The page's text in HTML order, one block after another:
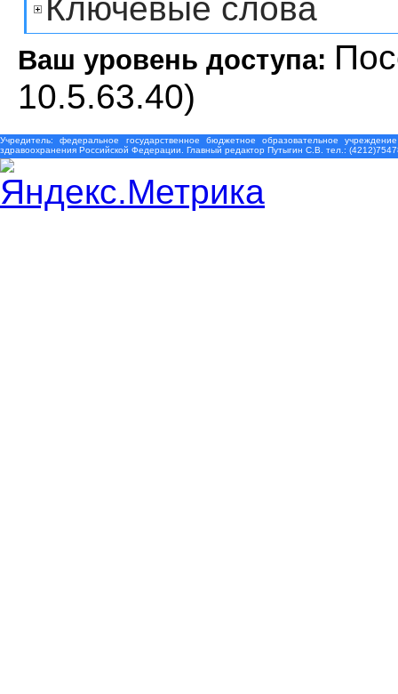
Ключевые слова
Ваш уровень доступа:
10.5.63.40)
Учредитель: федеральное государственное бюджетное образовательное
здравоохранения Российской Федерации. Главный редактор Путыгин С.В. тел.: